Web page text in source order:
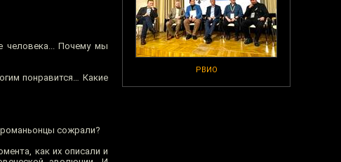
РВИО
человека... Почему мы
понравится… Какие
сожрали?
как их описали и